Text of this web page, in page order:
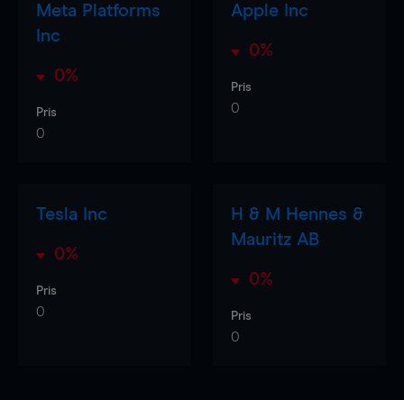
Meta Platforms
Inc
0%
Pris
0
Apple Inc
0%
Pris
0
Tesla Inc
0%
Pris
0
H & M Hennes &
Mauritz AB
0%
Pris
0